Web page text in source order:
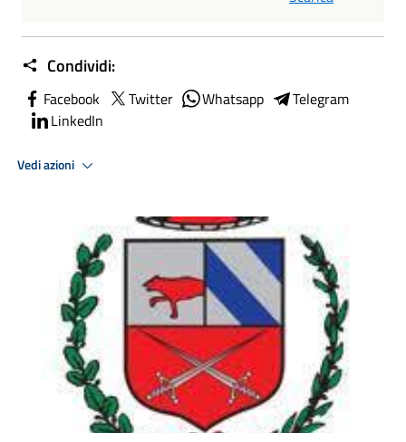
Condividi:
Facebook Twitter Whatsapp
Telegram
LinkedIn
Vedi azioni